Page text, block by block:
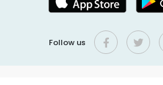
Follow us